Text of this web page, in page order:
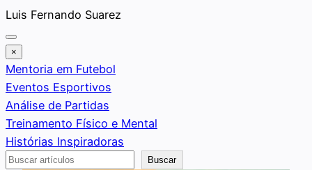
Saltar
al
contenido
Luis Fernando Suarez
×
Mentoria em Futebol
Eventos Esportivos
Análise de Partidas
Treinamento Físico e Mental
Histórias Inspiradoras
Buscar
Buscar